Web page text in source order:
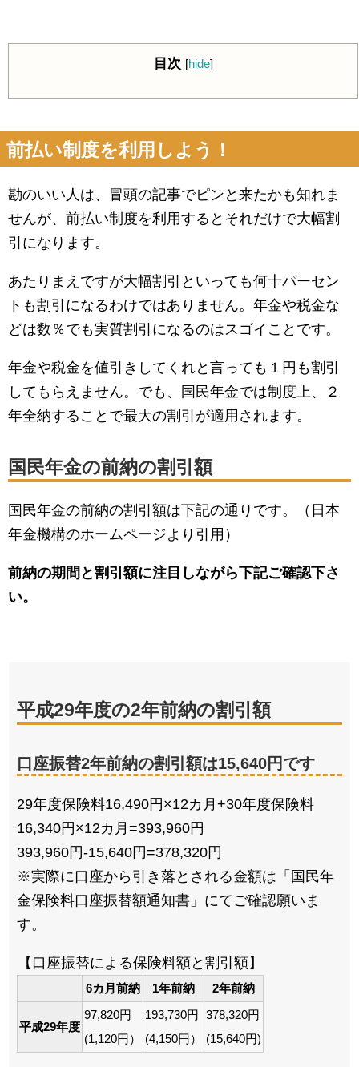
目次 [hide]
前払い制度を利用しよう！
勘のいい人は、冒頭の記事でピンと来たかも知れま
せんが、前払い制度を利用するとそれだけで大幅割
引になります。
あたりまえですが大幅割引といっても何十パーセン
トも割引になるわけではありません。年金や税金な
どは数％でも実質割引になるのはスゴイことです。
年金や税金を値引きしてくれと言っても１円も割引
してもらえません。でも、国民年金では制度上、２
年全納することで最大の割引が適用されます。
国民年金の前納の割引額
国民年金の前納の割引額は下記の通りです。（日本
年金機構のホームページより引用）
前納の期間と割引額に注目しながら下記ご確認下さ
い。
平成29年度の2年前納の割引額
口座振替2年前納の割引額は15,640円です
29年度保険料16,490円×12カ月+30年度保険料
16,340円×12カ月=393,960円
393,960円-15,640円=378,320円
※実際に口座から引き落とされる金額は「国民年
金保険料口座振替額通知書」にてご確認願いま
す。
【口座振替による保険料額と割引額】
6カ月前納 1年前納 2年前納
平成29年度
97,820円
(1,120円）
193,730円
(4,150円）
378,320円
(15,640円)